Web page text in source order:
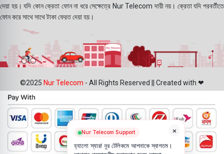
দেয়া হয়। যদি কোন ক্রেতা ফোন না ধরে সেক্ষেত্রে Nur Telecom দায়ী নয়। ক্রেতা যদি পরবর্তীতে
ফোন করে সাথে সাথে টাকা ফেরত দেয়া হয়।
©2025 Nur Telecom - All Rights Reserved || Created with ❤
×
Nur Telecom Support
হ্যালো স্যার! নূর টেলিকমে আপনাকে স্বাগতম।